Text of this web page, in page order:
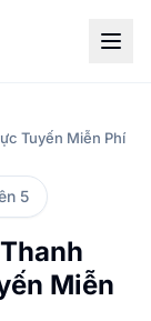
Tuyến Miễn Phí
5
Miễn